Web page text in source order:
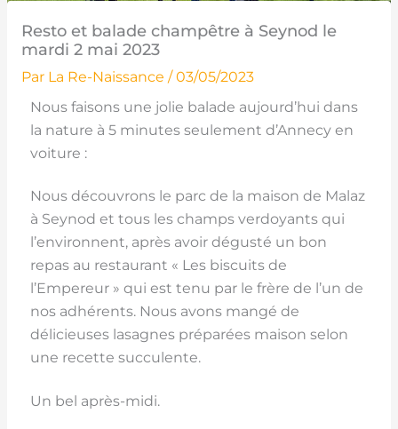
Resto et balade champêtre à Seynod le
mardi 2 mai 2023
Par La Re-Naissance /03/05/2023
Nous faisons une jolie balade aujourd’hui dans
la nature à 5 minutes seulement d’Annecy en
voiture :
Nous découvrons le parc de la maison de Malaz
à Seynod et tous les champs verdoyants qui
l’environnent, après avoir dégusté un bon
repas au restaurant « Les biscuits de
l’Empereur » qui est tenu par le frère de l’un de
nos adhérents. Nous avons mangé de
délicieuses lasagnes préparées maison selon
une recette succulente.
Un bel après-midi.